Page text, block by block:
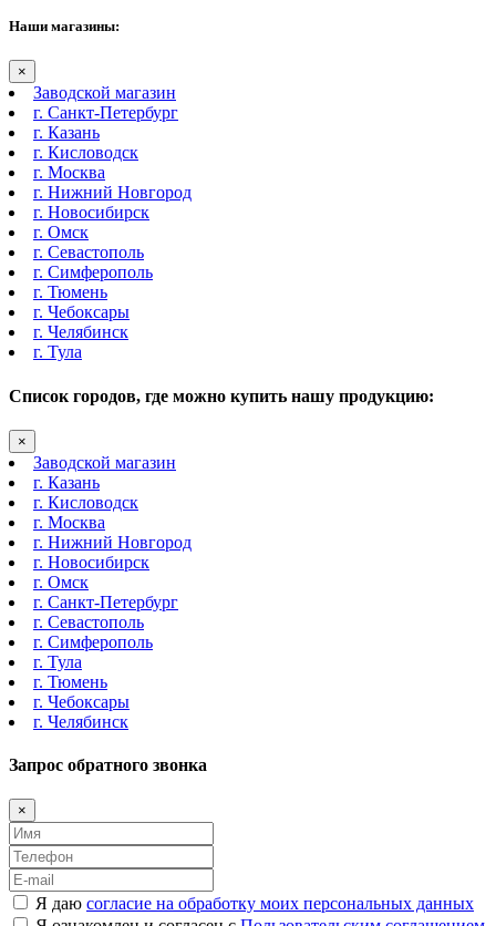
Наши магазины:
×
Заводской магазин
г. Санкт-Петербург
г. Казань
г. Кисловодск
г. Москва
г. Нижний Новгород
г. Новосибирск
г. Омск
г. Севастополь
г. Симферополь
г. Тюмень
г. Чебоксары
г. Челябинск
г. Тула
Список городов, где можно купить нашу продукцию:
×
Заводской магазин
г. Казань
г. Кисловодск
г. Москва
г. Нижний Новгород
г. Новосибирск
г. Омск
г. Санкт-Петербург
г. Севастополь
г. Симферополь
г. Тула
г. Тюмень
г. Чебоксары
г. Челябинск
Запрос обратного звонка
×
Я даю согласие на обработку моих персональных данных